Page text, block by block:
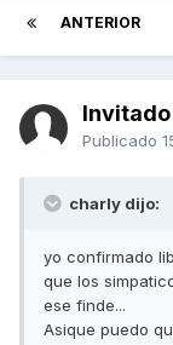
ANTERIOR
Publicado
charly dijo:
yo confirmado
que los
ese finde...
Asique puedo